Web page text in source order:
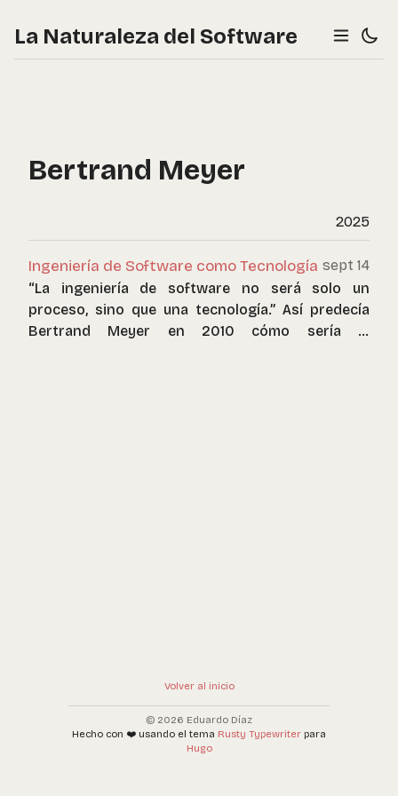
La Naturaleza del Software
Bertrand Meyer
2025
Ingeniería de Software como Tecnología sept 14
“La ingeniería de software no será solo un
proceso, sino que una tecnología.” Así predecía
Bertrand Meyer en 2010 cómo sería la
Volver al inicio
© 2026 Eduardo Díaz
Hecho con ❤️ usando el tema Rusty Typewriter para
Hugo